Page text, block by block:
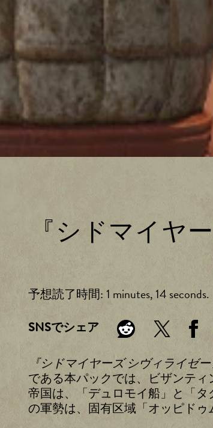
『シドマイヤ
予想読了時間 1 minutes, 14 seconds
SNSでシェア
『シドマイヤーズ シヴィライゼ
である本パックでは、ビザンテ
帝国は、「デュロモイ船」と「
の軍勢は、固有区域「オッピド